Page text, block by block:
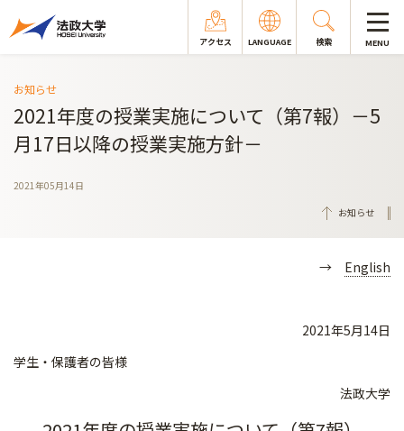
アクセス LANGUAGE 検索 MENU
お知らせ
2021年度の授業実施について（第7報）－5
月17日以降の授業実施方針－
2021年05月14日
お知らせ
→ English
2021年5月14日
学生・保護者の皆様
法政大学